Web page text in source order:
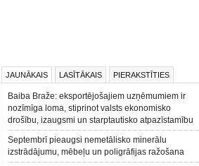
JAUNĀKAIS LASĪTĀKAIS PIERAKSTĪTIES
Baiba Braže: eksportējošajiem uzņēmumiem ir
nozīmīga loma, stiprinot valsts ekonomisko
drošību, izaugsmi un starptautisko atpazīstamību
Septembrī pieaugsi nemetālisko minerālu
izstrādājumu, mēbeļu un poligrāfijas ražošana